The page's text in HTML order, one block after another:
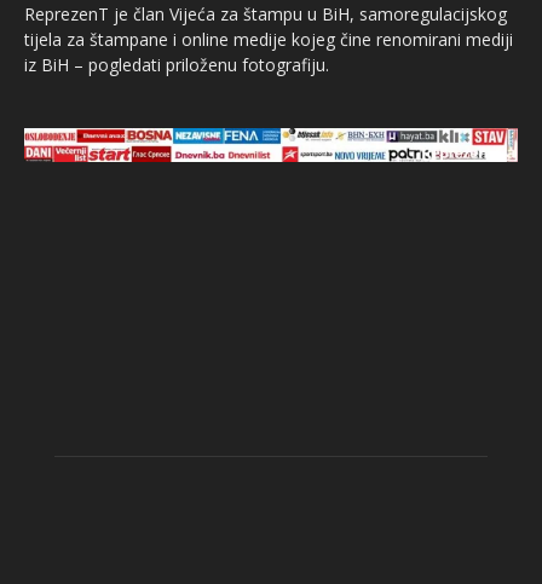
ReprezenT je član Vijeća za štampu u BiH, samoregulacijskog
tijela za štampane i online medije kojeg čine renomirani mediji
iz BiH – pogledati priloženu fotografiju.